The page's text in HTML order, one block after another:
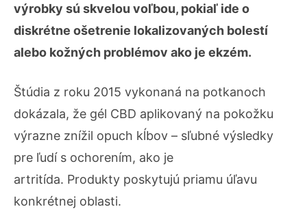
výrobky sú skvelou voľbou, pokiaľ ide o
diskrétne ošetrenie lokalizovaných bolestí
alebo kožných problémov ako je ekzém.
Štúdia z roku 2015 vykonaná na potkanoch
dokázala, že gél CBD aplikovaný na pokožku
výrazne znížil opuch kĺbov – sľubné výsledky
pre ľudí s ochorením, ako je
artritída. Produkty poskytujú priamu úľavu
konkrétnej oblasti.